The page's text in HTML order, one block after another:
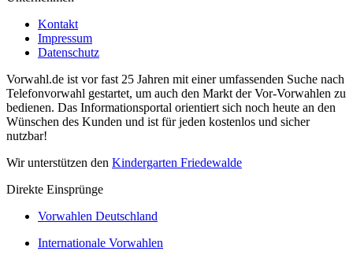
Kontakt
Impressum
Datenschutz
Vorwahl.de ist vor fast 25 Jahren mit einer umfassenden Suche nach
Telefonvorwahl gestartet, um auch den Markt der Vor-Vorwahlen zu
bedienen. Das Informationsportal orientiert sich noch heute an den
Wünschen des Kunden und ist für jeden kostenlos und sicher
nutzbar!
Wir unterstützen den Kindergarten Friedewalde
Direkte Einsprünge
Vorwahlen Deutschland
Internationale Vorwahlen